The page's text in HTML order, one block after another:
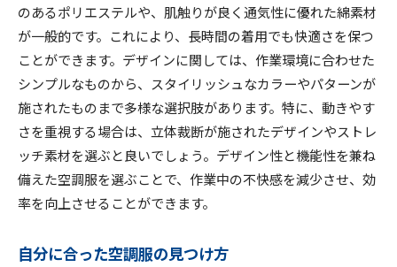
のあるポリエステルや、肌触りが良く通気性に優れた綿素材
が一般的です。これにより、長時間の着用でも快適さを保つ
ことができます。デザインに関しては、作業環境に合わせた
シンプルなものから、スタイリッシュなカラーやパターンが
施されたものまで多様な選択肢があります。特に、動きやす
さを重視する場合は、立体裁断が施されたデザインやストレ
ッチ素材を選ぶと良いでしょう。デザイン性と機能性を兼ね
備えた空調服を選ぶことで、作業中の不快感を減少させ、効
率を向上させることができます。
自分に合った空調服の見つけ方